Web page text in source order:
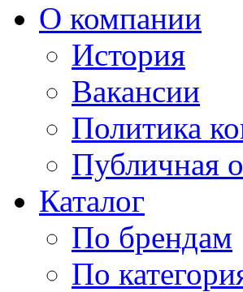
О компании
История
Вакансии
Политика
Публичная
Каталог
По брендам
По